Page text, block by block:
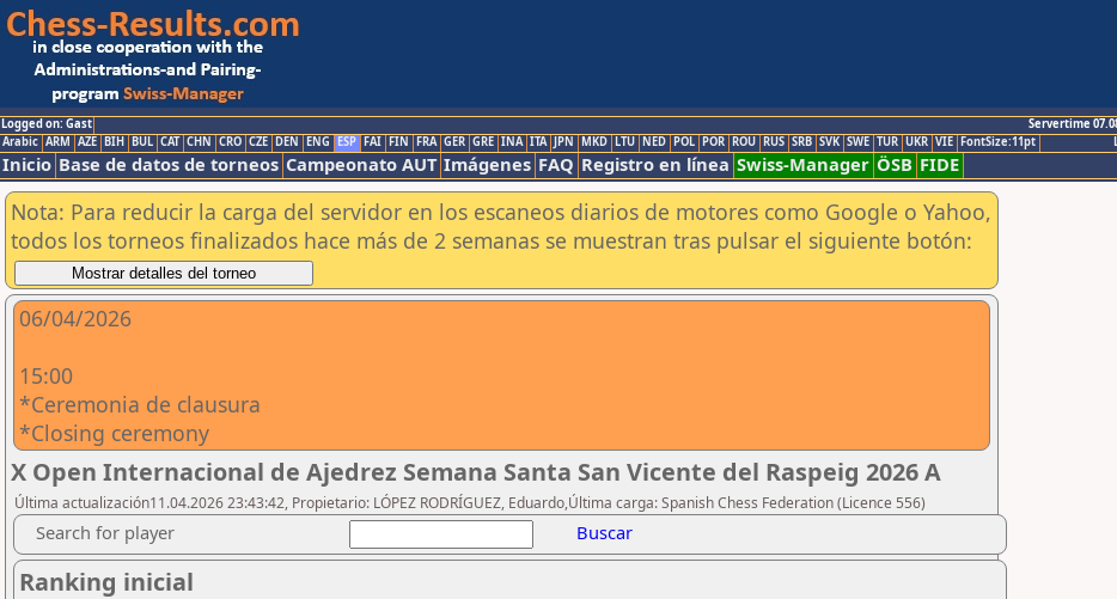
Logged on: Gast
Servertime
Arabic ARM AZE BIH BUL CAT CHN CRO CZE DEN ENG ESP FAI FIN FRA GER GRE INA ITA JPN MKD LTU NED POL POR ROU RUS SRB SVK SWE TUR UKR VIE FontSize:11pt
Inicio Base de datos de torneos Campeonato AUT Imágenes FAQ Registro en línea Swiss-Manager ÖSB FIDE
Nota: Para reducir la carga del servidor en los escaneos diarios de motores como Google o Yahoo,
todos los torneos finalizados hace más de 2 semanas se muestran tras pulsar el siguiente botón:
06/04/2026
15:00
*Ceremonia de clausura
*Closing ceremony
X Open Internacional de Ajedrez Semana Santa San Vicente del Raspeig 2026 A
Última actualización11.04.2026 23:43:42, Propietario: LÓPEZ RODRÍGUEZ, Eduardo,Última carga: Spanish Chess Federation (Licence 556)
Search for player Buscar
Ranking inicial